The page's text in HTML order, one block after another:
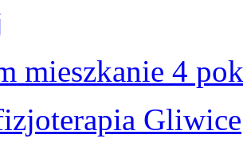
mieszkanie 4
Gliwice